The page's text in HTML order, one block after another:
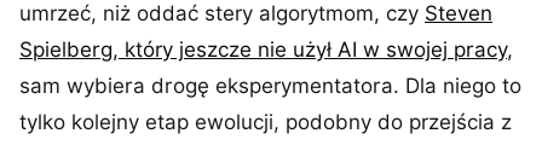
umrzeć, niż oddać stery algorytmom, czy Steven
Spielberg, który jeszcze nie użył AI w swojej pracy,
sam wybiera drogę eksperymentatora. Dla niego to
tylko kolejny etap ewolucji, podobny do przejścia z